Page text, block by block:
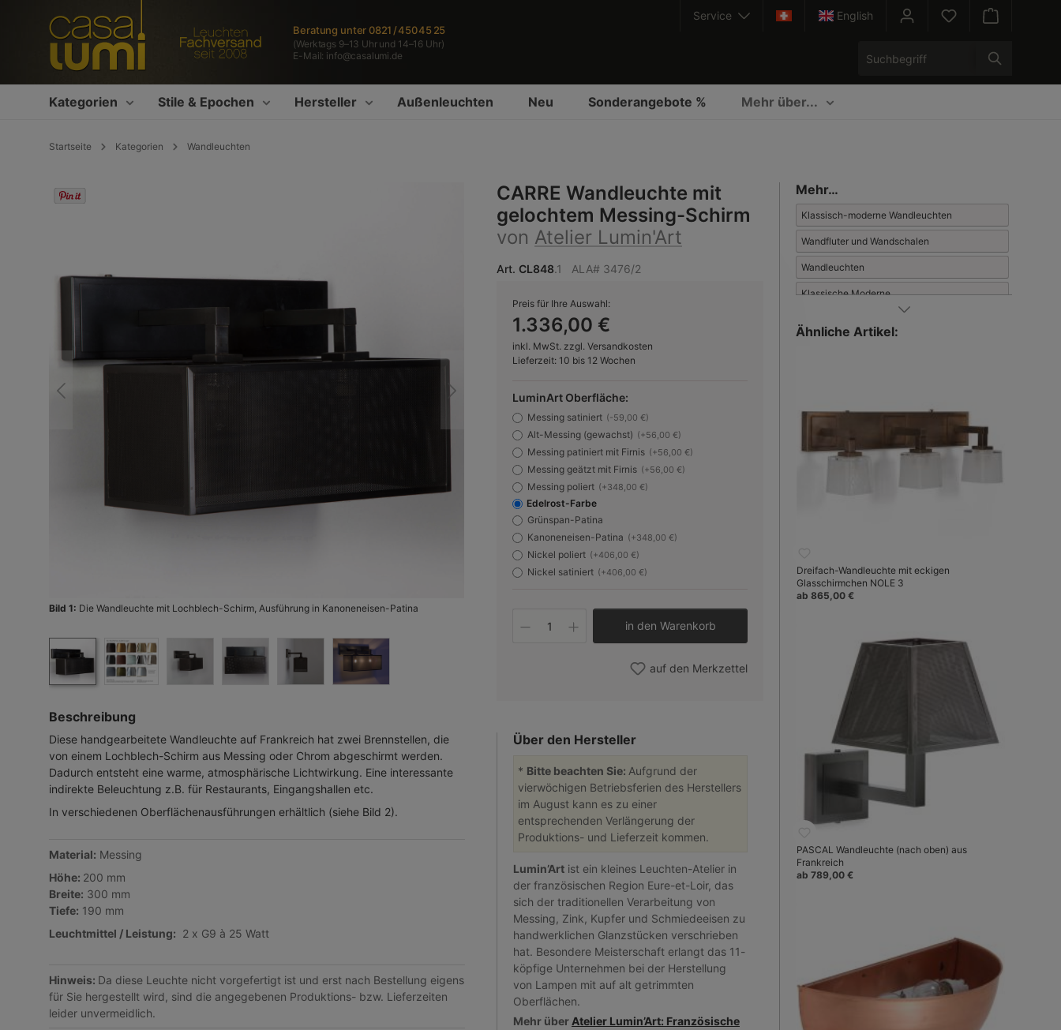
Zur Hauptnavigation springen
Beratung unter 0821 / 450 45 25
(Werktags 9–13 Uhr und 14–16 Uhr)
E-Mail: info@casalumi.de
Service
English
Kategorien Stile & Epochen Hersteller Außenleuchten Neu Sonderangebote % Mehr über...
Startseite Kategorien Wandleuchten
Bildergalerie überspringen
Bild 1: Die Wandleuchte mit Lochblech-Schirm, Ausführung in Kanoneneisen-Patina Die erhältlichen Messing-Oberflächen (Beispiele)
Beschreibung
Diese handgearbeitete Wandleuchte auf Frankreich hat zwei Brennstellen, die
von einem Lochblech-Schirm aus Messing oder Chrom abgeschirmt werden.
Dadurch entsteht eine warme, atmosphärische Lichtwirkung. Eine interessante
indirekte Beleuchtung z.B. für Restaurants, Eingangshallen etc.
In verschiedenen Oberflächenausführungen erhältlich (siehe Bild 2).
Material: Messing
Höhe: 200 mm
Breite: 300 mm
Tiefe: 190 mm
Leuchtmittel / Leistung: 2 x G9 à 25 Watt
Hinweis: Da diese Leuchte nicht vorgefertigt ist und erst nach Bestellung eigens
für Sie hergestellt wird, sind die angegebenen Produktions- bzw. Lieferzeiten
leider unvermeidlich.
CARRE Wandleuchte mit
gelochtem Messing-Schirm
von Atelier Lumin'Art
Art. CL848.1 ALA# 3476/2
Preis für Ihre Auswahl:
1.336,00 €
inkl. MwSt. zzgl. Versandkosten
Lieferzeit: 10 bis 12 Wochen
LuminArt Oberfläche:
Messing satiniert (-59,00 €)
Alt-Messing (gewachst) (+56,00 €)
Messing patiniert mit Firnis (+56,00 €)
Messing geätzt mit Firnis (+56,00 €)
Messing poliert (+348,00 €)
Edelrost-Farbe
Grünspan-Patina
Kanoneneisen-Patina (+348,00 €)
Nickel poliert (+406,00 €)
Nickel satiniert (+406,00 €)
Produkt Anzahl: Gib den gewünschten Wert ein oder
in den Warenkorb
auf den Merkzettel
Über den Hersteller
* Bitte beachten Sie: Aufgrund der
vierwöchigen Betriebsferien des Herstellers
im August kann es zu einer
entsprechenden Verlängerung der
Produktions- und Lieferzeit kommen.
Lumin’Art ist ein kleines Leuchten-Atelier in
der französischen Region Eure-et-Loir, das
sich der traditionellen Verarbeitung von
Messing, Zink, Kupfer und Schmiedeeisen zu
handwerklichen Glanzstücken verschrieben
hat. Besondere Meisterschaft erlangt das 11-
köpfige Unternehmen bei der Herstellung
von Lampen mit auf alt getrimmten
Oberflächen.
Mehr über Atelier Lumin’Art: Französische
Mehr…
Klassisch-moderne Wandleuchten
Wandfluter und Wandschalen
Wandleuchten
Klassische Moderne
Ähnliche Artikel:
Dreifach-Wandleuchte mit eckigen
Glasschirmchen NOLE 3
ab 865,00 €
PASCAL Wandleuchte (nach oben) aus
Frankreich
ab 789,00 €